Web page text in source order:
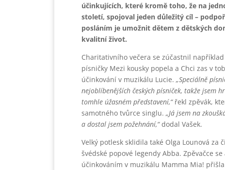
účinkujících, které kromě toho, že na
století, spojoval jeden důležitý cíl –
posláním je umožnit dětem z dětských
kvalitní život.
Charitativního večera se zúčastnil
písničky Mezi kousky popela a Chci zas v
účinkování v muzikálu Lucie. „Speciálně
nejoblíbenějších českých písniček, takže jsem
tomhle úžasném představení,“řekl zpěvák,
samotného tvůrce singlu. „Já jsem na
a dostal jsem požehnání,“dodal Vašek.
Velký potlesk sklidila také Olga Lounová za
švédské popové legendy Abba. Zpěvačce
účinkováním v muzikálu Mamma Mia!